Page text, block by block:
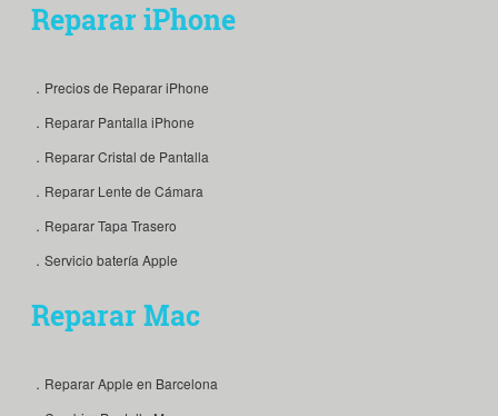
Reparar iPhone
．Precios de Reparar iPhone
．Reparar Pantalla iPhone
．Reparar Cristal de Pantalla
．Reparar Lente de Cámara
．Reparar Tapa Trasero
．Servicio batería Apple
Reparar Mac
．Reparar Apple en Barcelona